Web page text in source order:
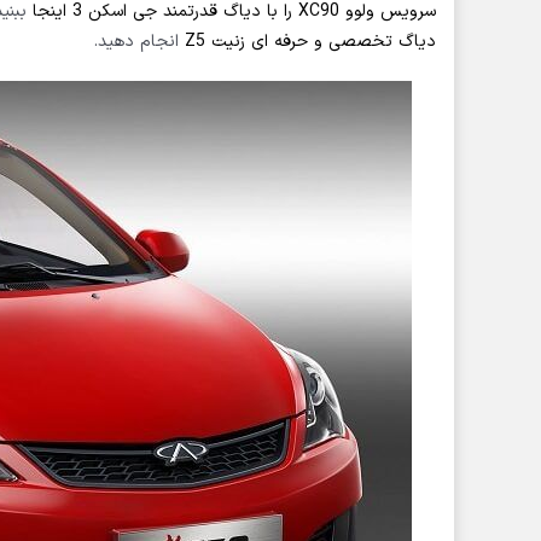
سرویس ولوو XC90 را با دیاگ قدرتمند جی اسکن 3 اینجا
دیاگ تخصصی و حرفه ای زنیت Z5
انجام دهید.